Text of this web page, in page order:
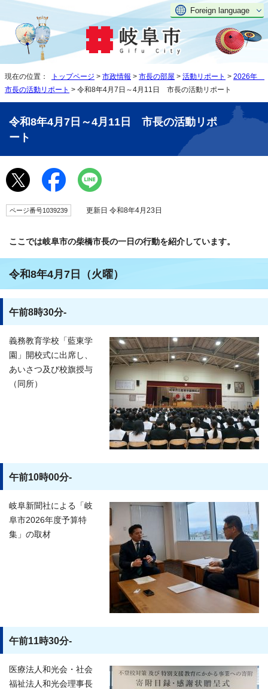
Foreign language
現在の位置： トップページ > 市政情報 > 市長の部屋 > 活動リポート > 2026年
市長の活動リポート > 令和8年4月7日～4月11日 市長の活動リポート
令和8年4月7日～4月11日 市長の活動リポ
ート
ページ番号1039239 更新日 令和8年4月23日
ここでは岐阜市の柴橋市長の一日の行動を紹介しています。
令和8年4月7日（火曜）
午前8時30分-
義務教育学校「藍東学
園」開校式に出席し、
あいさつ及び校旗授与
（同所）
午前10時00分-
岐阜新聞社による「岐
阜市2026年度予算特
集」の取材
午前11時30分-
医療法人和光会・社会
福祉法人和光会理事長